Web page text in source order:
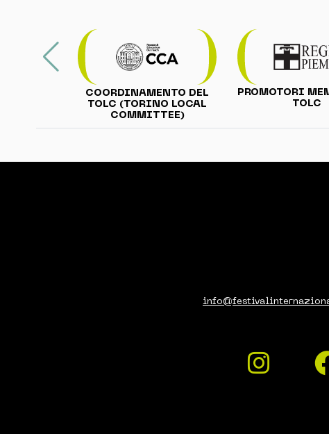
COORDINAMENTO DEL
TOLC (TORINO LOCAL
COMMITTEE)
PROMOTORI
TOLC